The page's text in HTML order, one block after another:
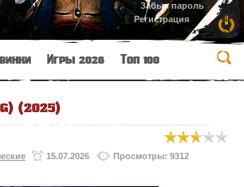
Забыл пароль
Регистрация
Игры 2026 Топ 100
(2025)
15.07.2026
Просмотры: 9312